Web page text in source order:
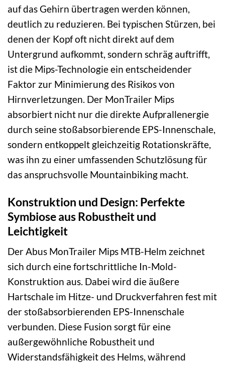
auf das Gehirn übertragen werden können,
deutlich zu reduzieren. Bei typischen Stürzen, bei
denen der Kopf oft nicht direkt auf dem
Untergrund aufkommt, sondern schräg auftrifft,
ist die Mips-Technologie ein entscheidender
Faktor zur Minimierung des Risikos von
Hirnverletzungen. Der MonTrailer Mips
absorbiert nicht nur die direkte Aufprallenergie
durch seine stoßabsorbierende EPS-Innenschale,
sondern entkoppelt gleichzeitig Rotationskräfte,
was ihn zu einer umfassenden Schutzlösung für
das anspruchsvolle Mountainbiking macht.
Konstruktion und Design: Perfekte
Symbiose aus Robustheit und
Leichtigkeit
Der Abus MonTrailer Mips MTB-Helm zeichnet
sich durch eine fortschrittliche In-Mold-
Konstruktion aus. Dabei wird die äußere
Hartschale im Hitze- und Druckverfahren fest mit
der stoßabsorbierenden EPS-Innenschale
verbunden. Diese Fusion sorgt für eine
außergewöhnliche Robustheit und
Widerstandsfähigkeit des Helms, während